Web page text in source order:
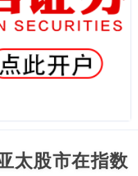
太股市在指数